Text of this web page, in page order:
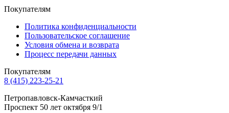
Покупателям
Политика конфиденциальности
Пользовательское соглашение
Условия обмена и возврата
Процесс передачи данных
Покупателям
8 (415) 223-25-21
Петропавловск-Камчасткий
Проспект 50 лет октября 9/1